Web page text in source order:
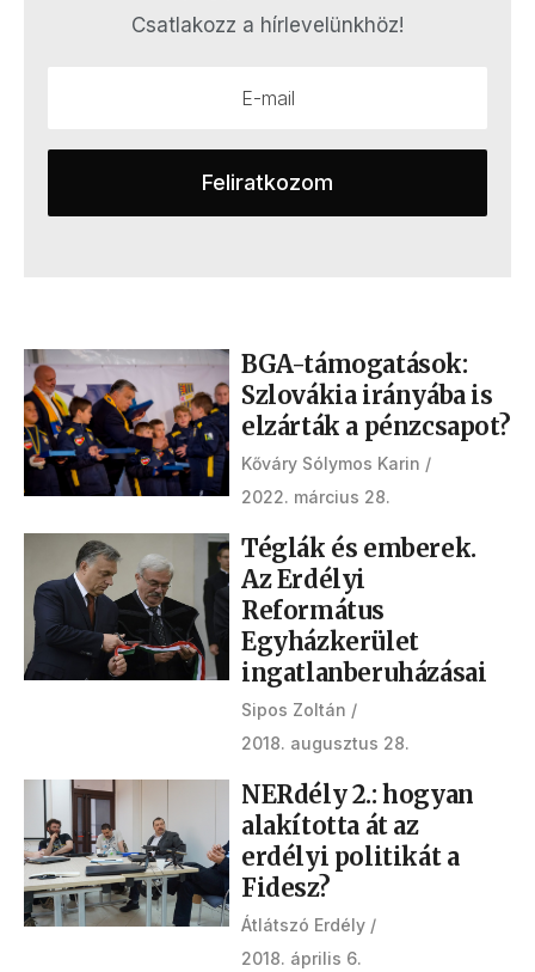
Csatlakozz a hírlevelünkhöz!
BGA-támogatások:
Szlovákia irányába is
elzárták a pénzcsapot?
Kőváry Sólymos Karin
2022. március 28.
Téglák és emberek.
Az Erdélyi
Református
Egyházkerület
ingatlanberuházásai
Sipos Zoltán
2018. augusztus 28.
NERdély 2.: hogyan
alakította át az
erdélyi politikát a
Fidesz?
Átlátszó Erdély
2018. április 6.